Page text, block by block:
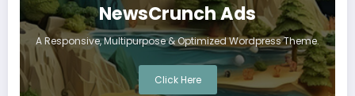
NewsCrunch Ads
A Responsive, Multipurpose & Optimized Wordpress Theme.
Click Here